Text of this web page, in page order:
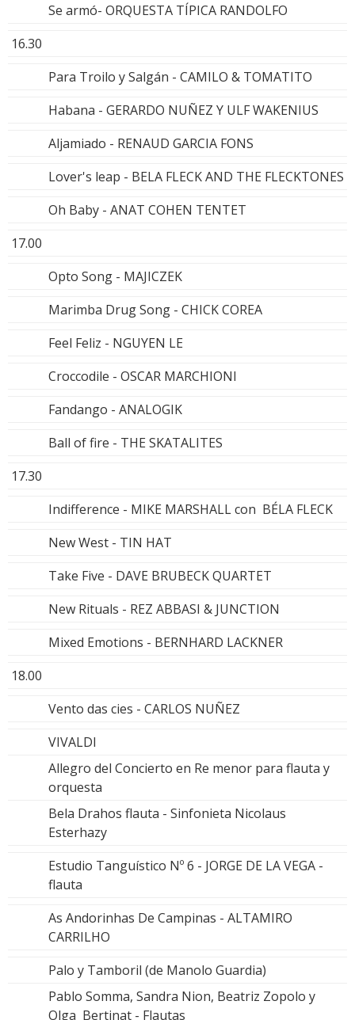
Se armó- ORQUESTA TÍPICA RANDOLFO
16.30
Para Troilo y Salgán - CAMILO & TOMATITO
Habana - GERARDO NUÑEZ Y ULF WAKENIUS
Aljamiado - RENAUD GARCIA FONS
Lover's leap - BELA FLECK AND THE FLECKTONES
Oh Baby - ANAT COHEN TENTET
17.00
Opto Song - MAJICZEK
Marimba Drug Song - CHICK COREA
Feel Feliz - NGUYEN LE
Croccodile - OSCAR MARCHIONI
Fandango - ANALOGIK
Ball of fire - THE SKATALITES
17.30
Indifference - MIKE MARSHALL con BÉLA FLECK
New West - TIN HAT
Take Five - DAVE BRUBECK QUARTET
New Rituals - REZ ABBASI & JUNCTION
Mixed Emotions - BERNHARD LACKNER
18.00
Vento das cies - CARLOS NUÑEZ
VIVALDI
Allegro del Concierto en Re menor para flauta y
orquesta
Bela Drahos flauta - Sinfonieta Nicolaus
Esterhazy
Estudio Tanguístico Nº 6 - JORGE DE LA VEGA -
flauta
As Andorinhas De Campinas - ALTAMIRO
CARRILHO
Palo y Tamboril (de Manolo Guardia)
Pablo Somma, Sandra Nion, Beatriz Zopolo y
Olga Bertinat - Flautas